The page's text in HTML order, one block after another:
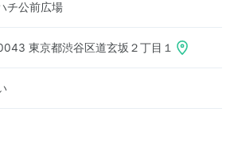
チ公前広場
東京都渋谷区道玄坂２丁目１